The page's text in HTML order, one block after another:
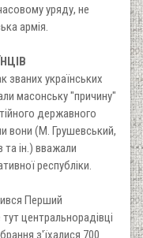
уряду, не
армія.
званих українських
масонську "причину"
державного
вони (М. Грушевський,
ін.) вважали
республіки.
Перший
центральнорадівці
з'їхалися 700